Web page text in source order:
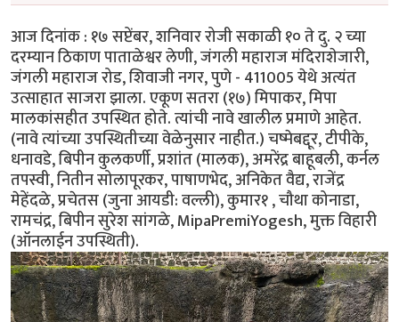
आज दिनांक : १७ सप्टेंबर, शनिवार रोजी सकाळी १० ते दु. २ च्या
दरम्यान ठिकाण पाताळेश्वर लेणी, जंगली महाराज मंदिराशेजारी,
जंगली महाराज रोड, शिवाजी नगर, पुणे - 411005 येथे अत्यंत
उत्साहात साजरा झाला. एकूण सतरा (१७) मिपाकर, मिपा
मालकांसहीत उपस्थित होते. त्यांची नावे खालील प्रमाणे आहेत.
(नावे त्यांच्या उपस्थितीच्या वेळेनुसार नाहीत.) चष्मेबद्दूर, टीपीके,
धनावडे, बिपीन कुलकर्णी, प्रशांत (मालक), अमरेंद्र बाहूबली, कर्नल
तपस्वी, नितीन सोलापूरकर, पाषाणभेद, अनिकेत वैद्य, राजेंद्र
मेहेंदळे, प्रचेतस (जुना आयडी: वल्ली), कुमार१ , चौथा कोनाडा,
रामचंद्र, बिपीन सुरेश सांगळे, MipaPremiYogesh, मुक्त विहारी
(ऑनलाईन उपस्थिती).